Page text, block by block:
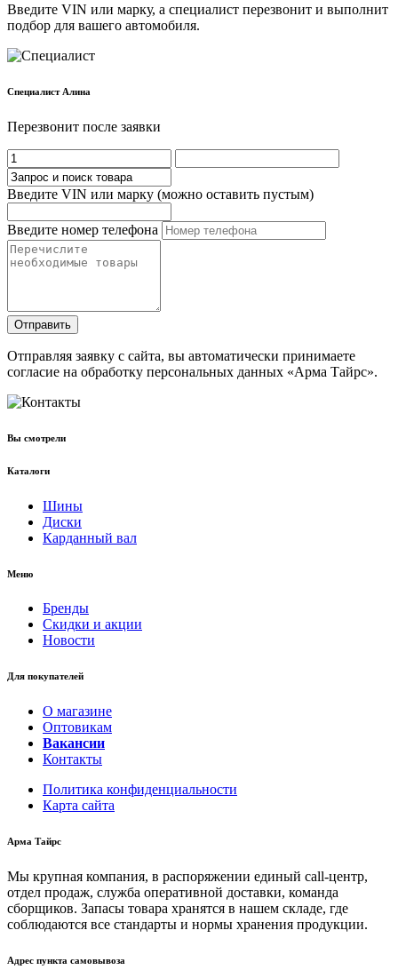
Введите VIN или марку, а специалист перезвонит и выполнит
подбор для вашего автомобиля.
Cпециалист Алина
Перезвонит после заявки
Введите VIN или марку (можно оставить пустым)
Введите номер телефона
Отправить
Отправляя заявку с сайта, вы автоматически принимаете
согласие на обработку персональных данных «Арма Тайрс».
Вы смотрели
Каталоги
Шины
Диски
Карданный вал
Меню
Бренды
Скидки и акции
Новости
Для покупателей
О магазине
Оптовикам
Вакансии
Контакты
Политика конфиденциальности
Карта сайта
Арма Тайрс
Мы крупная компания, в распоряжении единый call-центр,
отдел продаж, служба оперативной доставки, команда
сборщиков. Запасы товара хранятся в нашем складе, где
соблюдаются все стандарты и нормы хранения продукции.
Адрес пункта самовывоза